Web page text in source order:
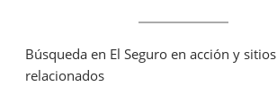
Búsqueda en El Seguro en acción y sitios
relacionados